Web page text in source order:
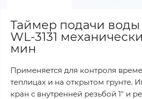
Таймер подачи воды
WL-3131
мин
Применяется для контроля
теплицах и на открытом грунте.
кран с внутренней резьбой 1" и